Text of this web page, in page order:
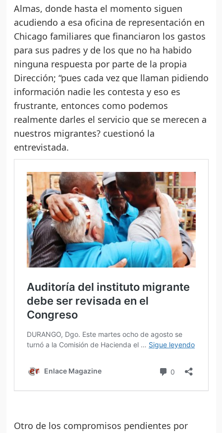
Almas, donde hasta el momento siguen
acudiendo a esa oficina de representación en
Chicago familiares que financiaron los gastos
para sus padres y de los que no ha habido
ninguna respuesta por parte de la propia
Dirección; “pues cada vez que llaman pidiendo
información nadie les contesta y eso es
frustrante, entonces como podemos
realmente darles el servicio que se merecen a
nuestros migrantes? cuestionó la
entrevistada.
Otro de los compromisos pendientes por